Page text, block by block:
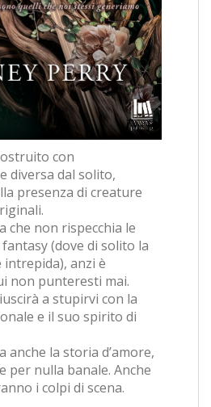
con
diversa dal solito,
presenza di creature
che non rispecchia le
(dove di solito la
anzi è
non punteresti mai.
a stupirvi con la
e il suo spirito di
anche la storia d’amore,
per nulla banale. Anche
i colpi di scena.